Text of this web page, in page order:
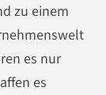
zu einem
es nur
es